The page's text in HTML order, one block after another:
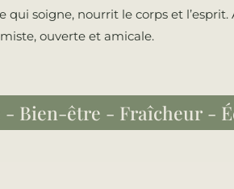
qui soigne, nourrit le corps et
ouverte et amicale.
Bien-être - Fraîcheur -